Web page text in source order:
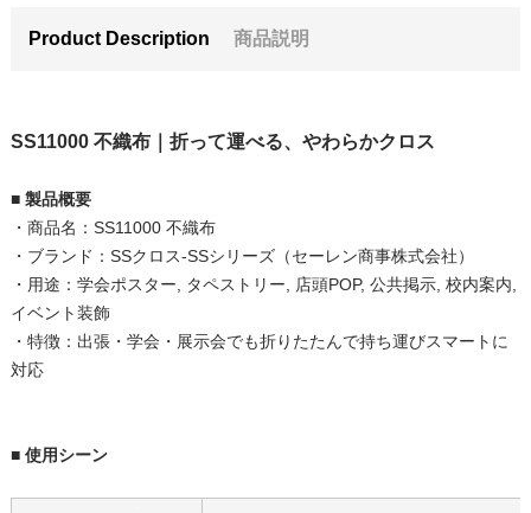
Product Description 商品説明
SS11000 不織布｜折って運べる、やわらかクロス
■ 製品概要
・商品名：SS11000 不織布
・ブランド：SSクロス-SSシリーズ（セーレン商事株式会社）
・用途：学会ポスター, タペストリー, 店頭POP, 公共掲示, 校内案内,
イベント装飾
・特徴：出張・学会・展示会でも折りたたんで持ち運びスマートに
対応
■ 使用シーン